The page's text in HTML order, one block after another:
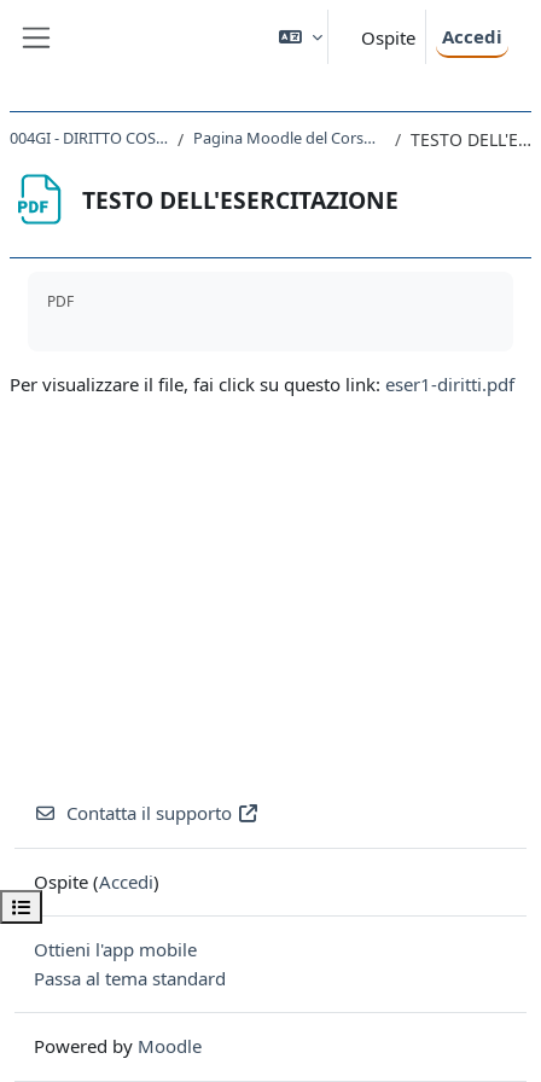
Ospite Accedi
Apri indice del corso
004GI - DIRITTO COSTITUZIONALE 2023 Pagina Moodle del Corso di Diritto costituzionale TESTO DELL'ESERCITAZIONE
TESTO DELL'ESERCITAZIONE
PDF
Per visualizzare il file, fai click su questo link: eser1-diritti.pdf
Contatta il supporto
Ospite (Accedi)
Ottieni l'app mobile
Passa al tema standard
Powered by Moodle